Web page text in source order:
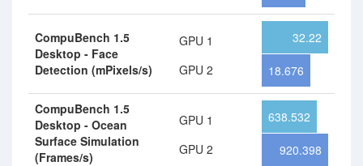
CompuBench 1.5
Desktop - Face
Detection (mPixels/s)
GPU 1
GPU 2
32.22
18.676
CompuBench 1.5
Desktop - Ocean
Surface Simulation
(Frames/s)
GPU 1
GPU 2
638.532
920.398